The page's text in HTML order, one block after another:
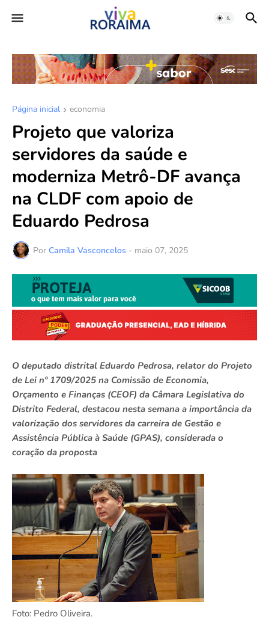
Página inicial economia
Projeto que valoriza
servidores da saúde e
moderniza Metrô-DF avança
na CLDF com apoio de
Eduardo Pedrosa
Por Camila Vasconcelos - maio 07, 2025
O deputado distrital Eduardo Pedrosa, relator do Projeto
de Lei nº 1709/2025 na Comissão de Economia,
Orçamento e Finanças (CEOF) da Câmara Legislativa do
Distrito Federal, destacou nesta semana a importância da
valorização dos servidores da carreira de Gestão e
Assistência Pública à Saúde (GPAS), considerada o
coração da proposta
Foto: Pedro Oliveira.